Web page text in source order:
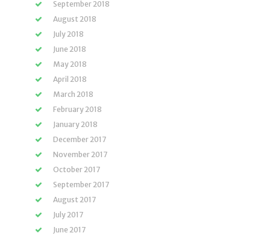
September 2018
August 2018
July 2018
June 2018
May 2018
April 2018
March 2018
February 2018
January 2018
December 2017
November 2017
October 2017
September 2017
August 2017
July 2017
June 2017